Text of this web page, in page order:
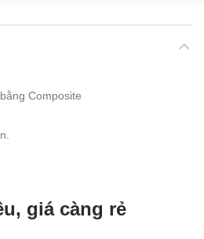
Composite
giá càng rẻ